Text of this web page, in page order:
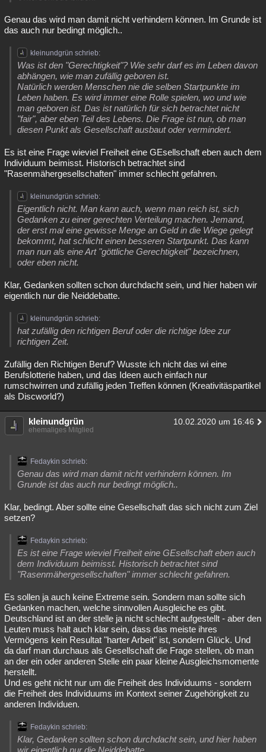
Genau das wird man damit nicht verhindern können. Im Grunde ist
das auch nur bedingt möglich..
kleinundgrün schrieb:
Was ist den "Gerechtigkeit"? Wie sehr darf es im Leben davon
abhängen, wie man zufällig geboren ist.
Natürlich werden Menschen nie die selben Startpunkte im
Leben haben. Es wird immer eine Rolle spielen, wo und wie
man geboren ist. Das ist natürlich für sich betrachtet nicht
"fair", aber eben Teil des Lebens. Die Frage ist nun, ob man
diesen Punkt als Gesellschaft ausbaut oder vermindert.
Es ist eine Frage wieviel Freiheit eine GEsellschaft eben auch dem
Individuum beimisst. Historisch betrachtet sind
"Rasenmähergesellschaften" immer schlecht gefahren.
kleinundgrün schrieb:
Eigentlich nicht. Man kann auch, wenn man reich ist, sich
Gedanken zu einer gerechten Verteilung machen. Jemand,
der erst mal eine gewisse Menge an Geld in die Wiege gelegt
bekommt, hat schlicht einen besseren Startpunkt. Das kann
man nun als eine Art "göttliche Gerechtigkeit" bezeichnen,
oder eben nicht.
Klar, Gedanken sollten schon durchdacht sein, und hier haben wir
eigentlich nur die Neiddebatte.
kleinundgrün schrieb:
hat zufällig den richtigen Beruf oder die richtige Idee zur
richtigen Zeit.
Zufällig den Richtigen Beruf? Wusste ich nicht das wi eine
Berufslotterie haben, und das Ideen auch einfach nur
rumschwirren und zufällig jeden Treffen können (Kreativitäspartikel
als Discworld?)
kleinundgrün 10.02.2020 um 16:46
ehemaliges Mitglied
Fedaykin schrieb:
Genau das wird man damit nicht verhindern können. Im
Grunde ist das auch nur bedingt möglich..
Klar, bedingt. Aber sollte eine Gesellschaft das sich nicht zum Ziel
setzen?
Fedaykin schrieb:
Es ist eine Frage wieviel Freiheit eine GEsellschaft eben auch
dem Individuum beimisst. Historisch betrachtet sind
"Rasenmähergesellschaften" immer schlecht gefahren.
Es sollen ja auch keine Extreme sein. Sondern man sollte sich
Gedanken machen, welche sinnvollen Ausgleiche es gibt.
Deutschland ist an der stelle ja nicht schlecht aufgestellt - aber den
Leuten muss halt auch klar sein, dass das meiste ihres
Vermögens kein Resultat "harter Arbeit" ist, sondern Glück. Und
da darf man durchaus als Gesellschaft die Frage stellen, ob man
an der ein oder anderen Stelle ein paar kleine Ausgleichsmomente
herstellt.
Und es geht nicht nur um die Freiheit des Individuums - sondern
die Freiheit des Individuums im Kontext seiner Zugehörigkeit zu
anderen Individuen.
Fedaykin schrieb:
Klar, Gedanken sollten schon durchdacht sein, und hier haben
wir eigentlich nur die Neiddebatte.